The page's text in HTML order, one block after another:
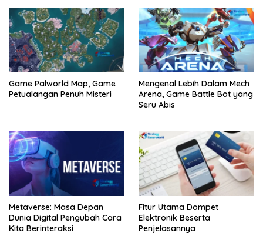
Game Palworld Map, Game
Petualangan Penuh Misteri
Mengenal Lebih Dalam Mech
Arena, Game Battle Bot yang
Seru Abis
Metaverse: Masa Depan
Dunia Digital Pengubah Cara
Kita Berinteraksi
Fitur Utama Dompet
Elektronik Beserta
Penjelasannya